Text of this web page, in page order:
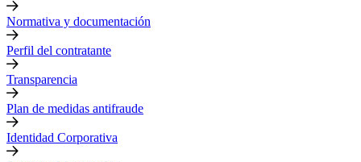
Normativa y documentación
Perfil del contratante
Transparencia
Plan de medidas antifraude
Identidad Corporativa